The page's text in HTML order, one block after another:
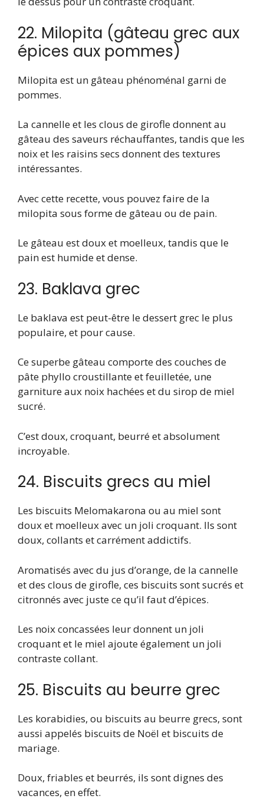
22. Milopita (gâteau grec aux
épices aux pommes)
Milopita est un gâteau phénoménal garni de
pommes.
La cannelle et les clous de girofle donnent au
gâteau des saveurs réchauffantes, tandis que les
noix et les raisins secs donnent des textures
intéressantes.
Avec cette recette, vous pouvez faire de la
milopita sous forme de gâteau ou de pain.
Le gâteau est doux et moelleux, tandis que le
pain est humide et dense.
23. Baklava grec
Le baklava est peut-être le dessert grec le plus
populaire, et pour cause.
Ce superbe gâteau comporte des couches de
pâte phyllo croustillante et feuilletée, une
garniture aux noix hachées et du sirop de miel
sucré.
C’est doux, croquant, beurré et absolument
incroyable.
24. Biscuits grecs au miel
Les biscuits Melomakarona ou au miel sont
doux et moelleux avec un joli croquant. Ils sont
doux, collants et carrément addictifs.
Aromatisés avec du jus d’orange, de la cannelle
et des clous de girofle, ces biscuits sont sucrés et
citronnés avec juste ce qu’il faut d’épices.
Les noix concassées leur donnent un joli
croquant et le miel ajoute également un joli
contraste collant.
25. Biscuits au beurre grec
Les korabidies, ou biscuits au beurre grecs, sont
aussi appelés biscuits de Noël et biscuits de
mariage.
Doux, friables et beurrés, ils sont dignes des
vacances, en effet.